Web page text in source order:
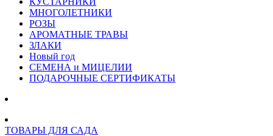
МНОГОЛЕТНИКИ
РОЗЫ
АРОМАТНЫЕ ТРАВЫ
ЗЛАКИ
Новый год
СЕМЕНА и МИЦЕЛИИ
ПОДАРОЧНЫЕ СЕРТИФИКАТЫ
ТОВАРЫ ДЛЯ САДА